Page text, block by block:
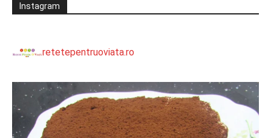
Instagram
retetepentruoviata.ro